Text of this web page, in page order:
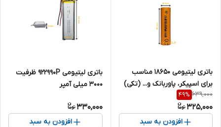
باتری لیتیومی ۱۸۶۵۰ مناسب
برای اسپیکر، پاوربانک و... (تکی)
ظرفیت 3000 میلی آمپر
639,000
49%
325,000
افزودن به سبد
باتری لیتیومی 922990P ظرفیت
3000 میلی آمپر
330,000
افزودن به سبد